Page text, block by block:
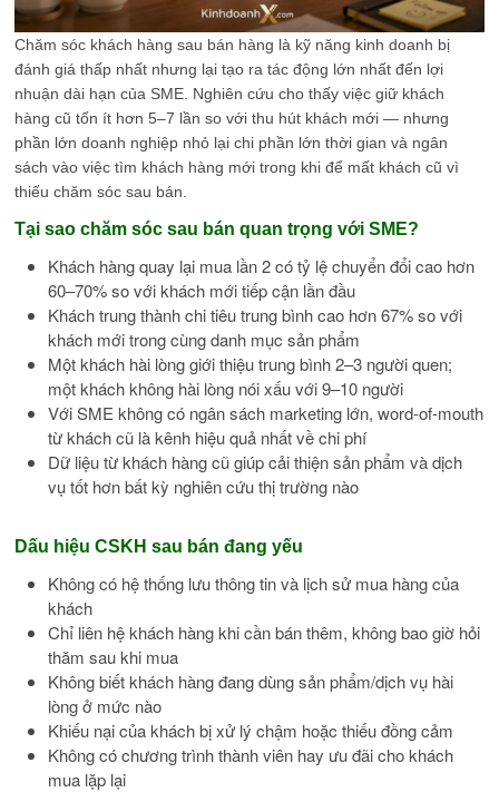
Chăm sóc khách hàng sau bán hàng là kỹ năng kinh doanh bị
đánh giá thấp nhất nhưng lại tạo ra tác động lớn nhất đến lợi
nhuận dài hạn của SME. Nghiên cứu cho thấy việc giữ khách
hàng cũ tốn ít hơn 5–7 lần so với thu hút khách mới — nhưng
phần lớn doanh nghiệp nhỏ lại chi phần lớn thời gian và ngân
sách vào việc tìm khách hàng mới trong khi để mất khách cũ vì
thiếu chăm sóc sau bán.
Tại sao chăm sóc sau bán quan trọng với SME?
Khách hàng quay lại mua lần 2 có tỷ lệ chuyển đổi cao hơn
60–70% so với khách mới tiếp cận lần đầu
Khách trung thành chi tiêu trung bình cao hơn 67% so với
khách mới trong cùng danh mục sản phẩm
Một khách hài lòng giới thiệu trung bình 2–3 người quen;
một khách không hài lòng nói xấu với 9–10 người
Với SME không có ngân sách marketing lớn, word-of-mouth
từ khách cũ là kênh hiệu quả nhất về chi phí
Dữ liệu từ khách hàng cũ giúp cải thiện sản phẩm và dịch
vụ tốt hơn bất kỳ nghiên cứu thị trường nào
Dấu hiệu CSKH sau bán đang yếu
Không có hệ thống lưu thông tin và lịch sử mua hàng của
khách
Chỉ liên hệ khách hàng khi cần bán thêm, không bao giờ hỏi
thăm sau khi mua
Không biết khách hàng đang dùng sản phẩm/dịch vụ hài
lòng ở mức nào
Khiếu nại của khách bị xử lý chậm hoặc thiếu đồng cảm
Không có chương trình thành viên hay ưu đãi cho khách
mua lặp lại